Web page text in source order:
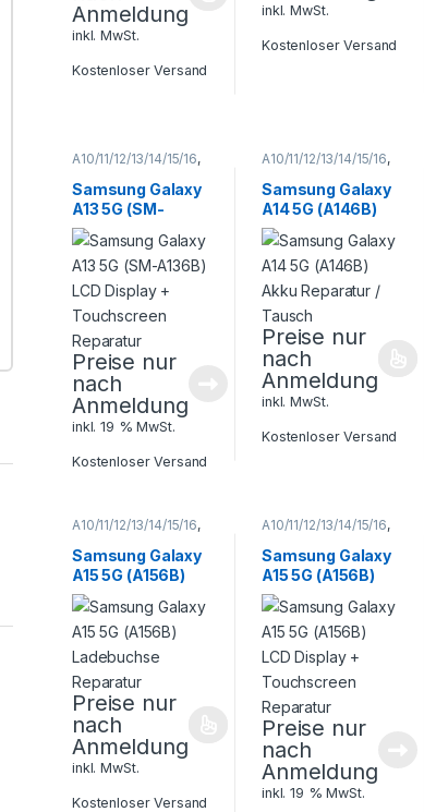
Anmeldung
inkl. MwSt.
Kostenloser Versand
inkl. MwSt.
Kostenloser Versand
A10/11/12/13/14/15/16,
Samsung,
Smartphone
Reparatur
Samsung Galaxy
A13 5G (SM-
A136B) LCD
Display +
Touchscreen
Reparatur
Preise nur
nach
Anmeldung
inkl. 19 % MwSt.
Kostenloser Versand
A10/11/12/13/14/15/16,
Samsung,
Smartphone
Reparatur
Samsung Galaxy
A14 5G (A146B)
Akku Reparatur /
Tausch
Preise nur
nach
Anmeldung
inkl. MwSt.
Kostenloser Versand
A10/11/12/13/14/15/16,
Samsung,
Smartphone
Reparatur
Samsung Galaxy
A15 5G (A156B)
Ladebuchse
Reparatur
Preise nur
nach
Anmeldung
inkl. MwSt.
Kostenloser Versand
A10/11/12/13/14/15/16,
Samsung,
Smartphone
Reparatur
Samsung Galaxy
A15 5G (A156B)
LCD Display +
Touchscreen
Reparatur
Preise nur
nach
Anmeldung
inkl. 19 % MwSt.